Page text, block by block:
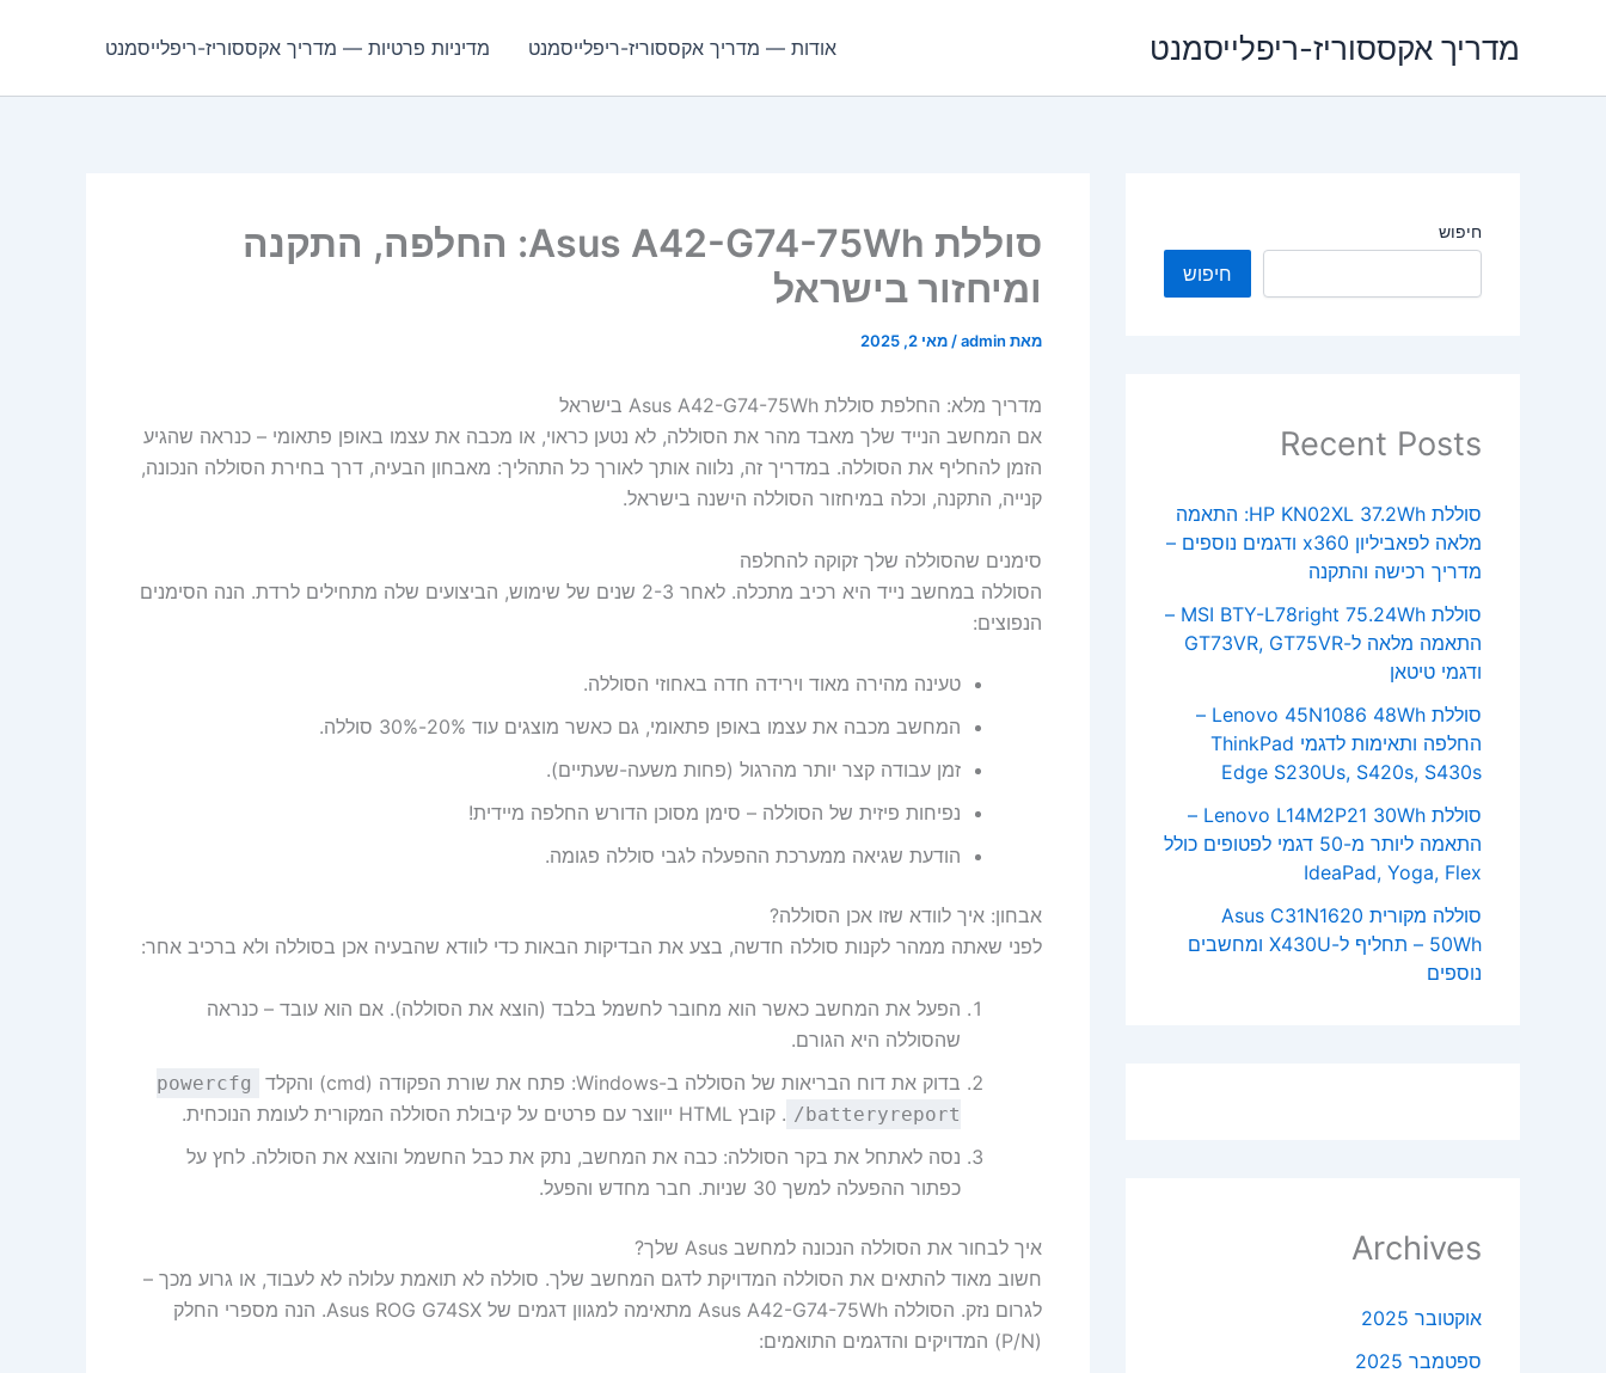
מדריך אקססוריז-ריפלייסמנט אודות — מדריך אקססוריז-ריפלייסמנט מדיניות פרטיות — מדריך אקססוריז-ריפלייסמנט
חיפוש
חיפוש
Recent Posts
סוללת HP KN02XL 37.2Wh: התאמה
מלאה לפאביליון x360 ודגמים נוספים –
מדריך רכישה והתקנה
סוללת MSI BTY-L78right 75.24Wh –
התאמה מלאה ל-GT73VR, GT75VR
ודגמי טיטאן
סוללת Lenovo 45N1086 48Wh –
החלפה ותאימות לדגמי ThinkPad
Edge S230Us, S420s, S430s
סוללת Lenovo L14M2P21 30Wh –
התאמה ליותר מ-50 דגמי לפטופים כולל
IdeaPad, Yoga, Flex
סוללה מקורית Asus C31N1620
50Wh – תחליף ל-X430U ומחשבים
נוספים
Archives
אוקטובר 2025
ספטמבר 2025
סוללת Asus A42-G74-75Wh: החלפה, התקנה
ומיחזור בישראל
מאת admin
/ מאי 2, 2025
מדריך מלא: החלפת סוללת Asus A42-G74-75Wh בישראל
אם המחשב הנייד שלך מאבד מהר את הסוללה, לא נטען כראוי, או מכבה את עצמו באופן פתאומי – כנראה שהגיע
הזמן להחליף את הסוללה. במדריך זה, נלווה אותך לאורך כל התהליך: מאבחון הבעיה, דרך בחירת הסוללה הנכונה,
קנייה, התקנה, וכלה במיחזור הסוללה הישנה בישראל.
סימנים שהסוללה שלך זקוקה להחלפה
הסוללה במחשב נייד היא רכיב מתכלה. לאחר 2-3 שנים של שימוש, הביצועים שלה מתחילים לרדת. הנה הסימנים
הנפוצים:
טעינה מהירה מאוד וירידה חדה באחוזי הסוללה.
המחשב מכבה את עצמו באופן פתאומי, גם כאשר מוצגים עוד 20%-30% סוללה.
זמן עבודה קצר יותר מהרגול (פחות משעה-שעתיים).
נפיחות פיזית של הסוללה – סימן מסוכן הדורש החלפה מיידית!
הודעת שגיאה ממערכת ההפעלה לגבי סוללה פגומה.
אבחון: איך לוודא שזו אכן הסוללה?
לפני שאתה ממהר לקנות סוללה חדשה, בצע את הבדיקות הבאות כדי לוודא שהבעיה אכן בסוללה ולא ברכיב אחר:
הפעל את המחשב כאשר הוא מחובר לחשמל בלבד (הוצא את הסוללה). אם הוא עובד – כנראה
שהסוללה היא הגורם.
בדוק את דוח הבריאות של הסוללה ב-Windows: פתח את שורת הפקודה (cmd) והקלד
powercfg
/batteryreport . קובץ HTML ייווצר עם פרטים על קיבולת הסוללה המקורית לעומת הנוכחית.
נסה לאתחל את בקר הסוללה: כבה את המחשב, נתק את כבל החשמל והוצא את הסוללה. לחץ על
כפתור ההפעלה למשך 30 שניות. חבר מחדש והפעל.
איך לבחור את הסוללה הנכונה למחשב Asus שלך?
חשוב מאוד להתאים את הסוללה המדויקת לדגם המחשב שלך. סוללה לא תואמת עלולה לא לעבוד, או גרוע מכך –
לגרום נזק. הסוללה Asus A42-G74-75Wh מתאימה למגוון דגמים של Asus ROG G74SX. הנה מספרי החלק
(P/N) המדויקים והדגמים התואמים: